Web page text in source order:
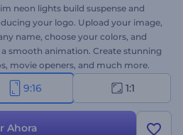
neon lights build suspense and
your logo. Upload your image,
name, choose your colors, and
smooth animation. Create stunning
movie openers, and much more.
9:16 1:1
Ahora